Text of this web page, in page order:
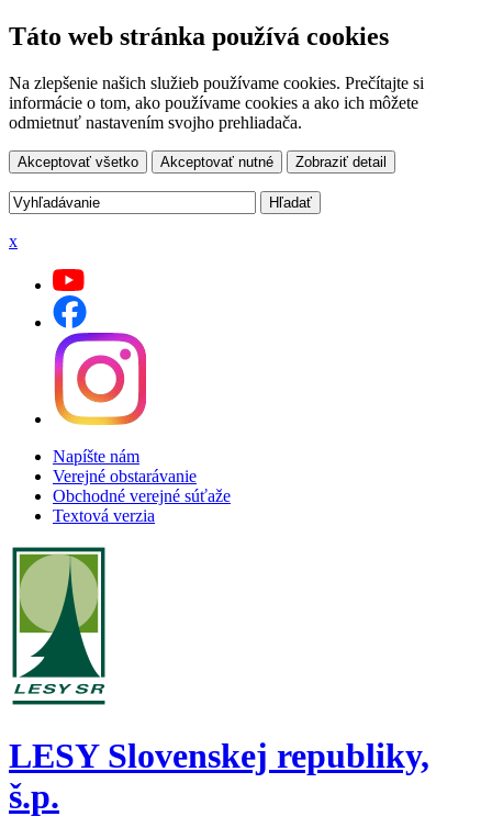
Táto web stránka používá cookies
Na zlepšenie našich služieb používame cookies. Prečítajte si
informácie o tom, ako používame cookies a ako ich môžete
odmietnuť nastavením svojho prehliadača.
Akceptovať všetko Akceptovať nutné Zobraziť detail
x
Napíšte nám
Verejné obstarávanie
Obchodné verejné súťaže
Textová verzia
LESY Slovenskej republiky,
š.p.